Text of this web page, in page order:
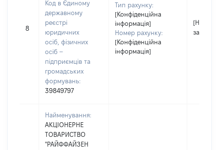
8
Код в Єдиному
державному
реєстрі
юридичних
осіб, фізичних
осіб –
підприємців та
громадських
формувань:
39849797
Тип рахунку:
[Конфіденційна
інформація]
Номер рахунку:
[Конфіденційна
інформація]
[Не
Найменування:
АКЦІОНЕРНЕ
ТОВАРИСТВО
"РАЙФФАЙЗЕН